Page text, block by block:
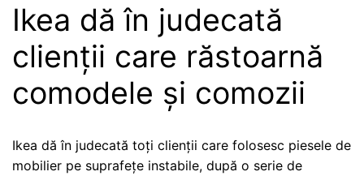
Ikea dă în judecată
clienții care răstoarnă
comodele și comozii
Ikea dă în judecată toți clienții care folosesc piesele de
mobilier pe suprafețe instabile, după o serie de